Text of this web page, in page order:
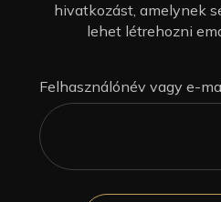
hivatkozást, amelynek
lehet létrehozni
Felhasználónév vagy e-